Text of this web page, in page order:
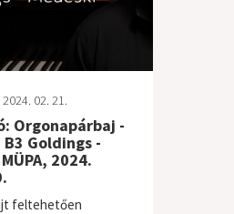
2024. 02. 21.
Orgonapárbaj -
Goldings -
2024.
feltehetően